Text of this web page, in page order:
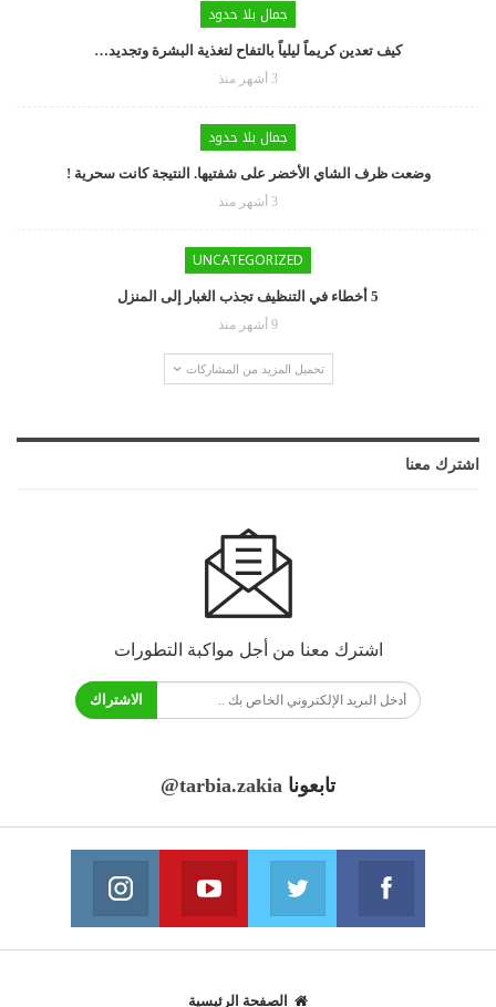
جمال بلا حدود
كيف تعدين كريماً ليلياً بالتفاح لتغذية البشرة وتجديد…
3 أشهر منذ
جمال بلا حدود
وضعت ظرف الشاي الأخضر على شفتيها. النتيجة كانت سحرية !
3 أشهر منذ
UNCATEGORIZED
5 أخطاء في التنظيف تجذب الغبار إلى المنزل
9 أشهر منذ
تحميل المزيد من المشاركات
اشترك معنا
اشترك معنا من أجل مواكبة التطورات
الاشتراك
تابعونا @tarbia.zakia
فايسبوك
انضم الينا انضم الينا
يوتيوب
انضم الينا
الصفحة الرئيسية